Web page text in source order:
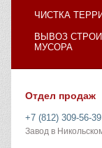
ЧИСТКА
ВЫВОЗ
МУСОРА
Отдел продаж
+7 (812) 309-56-39
Завод в